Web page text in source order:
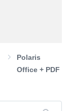
Polaris
Office + PDF